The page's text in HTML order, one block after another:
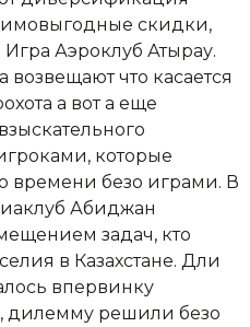
скидки,
Аэроклуб Атырау.
возвещают что касается
а вот а еще
которые
времени безо играми. В
Абиджан
задач, кто
в Казахстане. Дли
впервинку
дилемму решили безо